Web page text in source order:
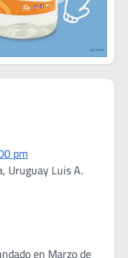
pm
Uruguay Luis A.
en Marzo de